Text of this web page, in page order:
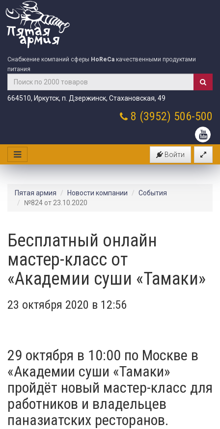
Снабжение компаний сферы HoReCa качественными продуктами
питания
664510, Иркутск, п. Дзержинск, Стахановская, 49
8 (3952) 506-500
Войти
Пятая армия Новости компании
События
№824 от 23.10.2020
Бесплатный онлайн
мастер-класс от
«Академии суши «Тамаки»
23 октября 2020 в 12:56
29 октября в 10:00 по Москве в
«Академии суши «Тамаки»
пройдёт новый мастер-класс для
работников и владельцев
паназиатских ресторанов.